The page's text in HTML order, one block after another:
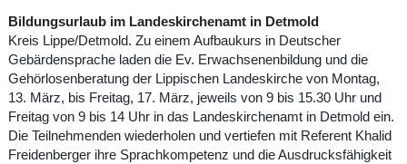
Bildungsurlaub im Landeskirchenamt in Detmold
Kreis Lippe/Detmold. Zu einem Aufbaukurs in Deutscher
Gebärdensprache laden die Ev. Erwachsenenbildung und die
Gehörlosenberatung der Lippischen Landeskirche von Montag,
13. März, bis Freitag, 17. März, jeweils von 9 bis 15.30 Uhr und
Freitag von 9 bis 14 Uhr in das Landeskirchenamt in Detmold ein.
Die Teilnehmenden wiederholen und vertiefen mit Referent Khalid
Freidenberger ihre Sprachkompetenz und die Ausdrucksfähigkeit